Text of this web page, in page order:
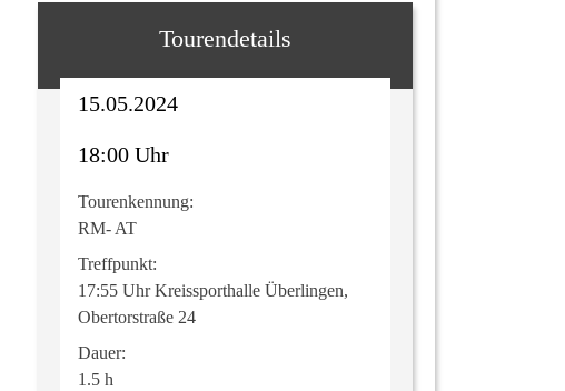
Tourendetails
15.05.2024
18:00 Uhr
Tourenkennung:
RM- AT
Treffpunkt:
17:55 Uhr Kreissporthalle Überlingen,
Obertorstraße 24
Dauer:
1.5 h